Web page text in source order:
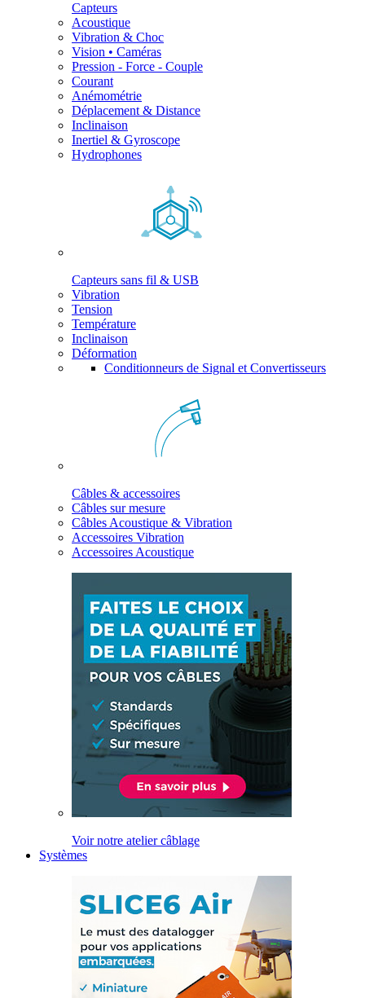
Capteurs
Acoustique
Vibration & Choc
Vision • Caméras
Pression - Force - Couple
Courant
Anémométrie
Déplacement & Distance
Inclinaison
Inertiel & Gyroscope
Hydrophones
Capteurs sans fil & USB
Vibration
Tension
Température
Inclinaison
Déformation
Conditionneurs de Signal et Convertisseurs
Câbles & accessoires
Câbles sur mesure
Câbles Acoustique & Vibration
Accessoires Vibration
Accessoires Acoustique
Voir notre atelier câblage
Systèmes